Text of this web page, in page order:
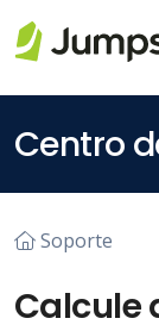
Centro
Soporte
Calcule